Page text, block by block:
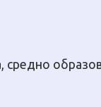
средно